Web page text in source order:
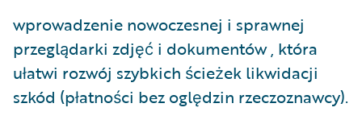
wprowadzenie nowoczesnej i sprawnej
przeglądarki zdjęć i dokumentów , która
ułatwi rozwój szybkich ścieżek likwidacji
szkód (płatności bez oględzin rzeczoznawcy).